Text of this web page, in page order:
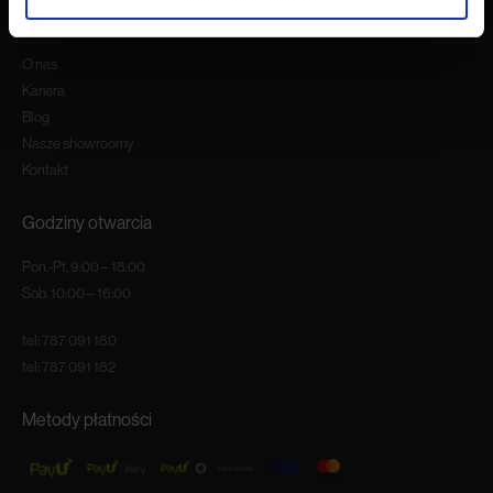
O firmie
O nas
Kariera
Blog
Nasze showroomy
Kontakt
Godziny otwarcia
Pon.-Pt. 9:00 – 18:00
Sob. 10:00 – 16:00
tel: 787 091 180
tel: 787 091 182
Metody płatności